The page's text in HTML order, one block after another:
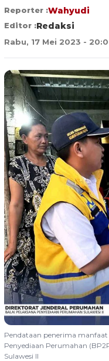
Reporter :Wahyudi
Editor :Redaksi
Rabu, 17 Mei 2023 -
Pendataan penerima
Penyediaan Perumahan
Sulawesi II